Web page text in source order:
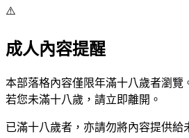
⚠️
成人內容提醒
本部落格內容僅限年滿十八歲者瀏覽
若您未滿十八歲，請立即離開。
已滿十八歲者，亦請勿將內容提供給